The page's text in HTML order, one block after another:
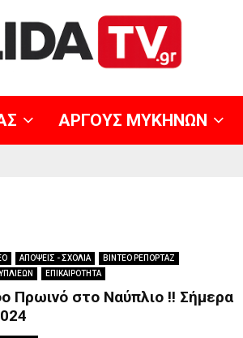
ΑΡΓΟΥΣ ΜΥΚΗΝΩΝ
ΑΠΟΨΕΙΣ - ΣΧΟΛΙΑ
ΒΙΝΤΕΟ ΡΕΠΟΡΤΑΖ
ΕΠΙΚΑΙΡΟΤΗΤΑ
Πρωινό στο Ναύπλιο !! Σήμερα